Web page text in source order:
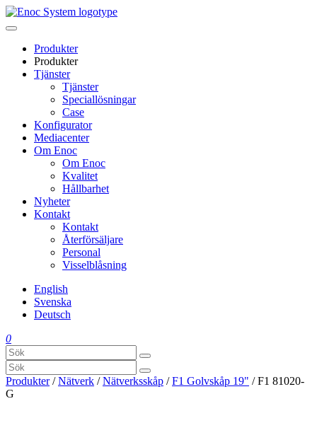
Skip
to
Produkter
Produkter
Tjänster
Tjänster
Speciallösningar
Case
Konfigurator
Mediacenter
Om Enoc
Om Enoc
Kvalitet
Hållbarhet
Nyheter
Kontakt
Kontakt
Återförsäljare
Personal
Visselblåsning
English
Svenska
Deutsch
0
Produkter/Nätverk /Nätverksskåp /F1 Golvskåp 19" / F1 81020-
G